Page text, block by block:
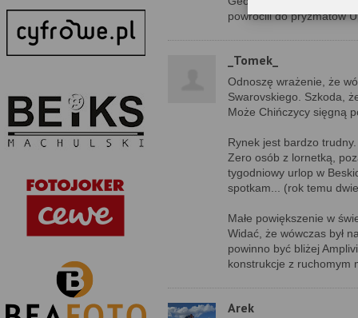
powrócili do pryzmatów
_Tomek_
Odnoszę wrażenie, że
Swarovskiego. Szkoda,
Może Chińczycy sięgną
Rynek jest bardzo
Zero osób z lornetką,
tygodniowy urlop w
spotkam... (rok temu
Małe powiększenie w
Widać, że wówczas był
powinno być bliżej
konstrukcje z ruchomym
Arek